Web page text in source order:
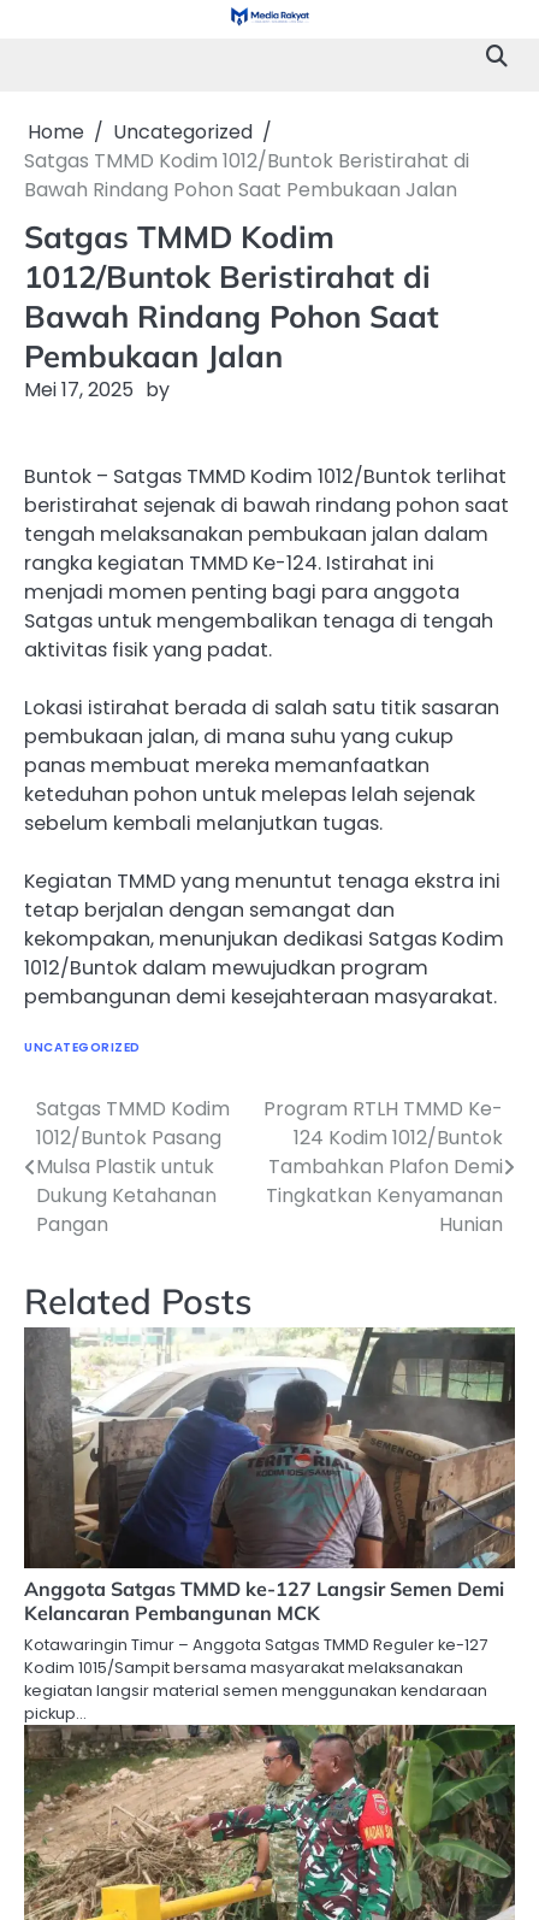
Home
Uncategorized
Satgas TMMD Kodim 1012/Buntok Beristirahat di
Bawah Rindang Pohon Saat Pembukaan Jalan
Satgas TMMD Kodim
1012/Buntok Beristirahat di
Bawah Rindang Pohon Saat
Pembukaan Jalan
Mei 17, 2025 by
Buntok – Satgas TMMD Kodim 1012/Buntok terlihat
beristirahat sejenak di bawah rindang pohon saat
tengah melaksanakan pembukaan jalan dalam
rangka kegiatan TMMD Ke-124. Istirahat ini
menjadi momen penting bagi para anggota
Satgas untuk mengembalikan tenaga di tengah
aktivitas fisik yang padat.
Lokasi istirahat berada di salah satu titik sasaran
pembukaan jalan, di mana suhu yang cukup
panas membuat mereka memanfaatkan
keteduhan pohon untuk melepas lelah sejenak
sebelum kembali melanjutkan tugas.
Kegiatan TMMD yang menuntut tenaga ekstra ini
tetap berjalan dengan semangat dan
kekompakan, menunjukan dedikasi Satgas Kodim
1012/Buntok dalam mewujudkan program
pembangunan demi kesejahteraan masyarakat.
UNCATEGORIZED
Navigasi
pos
Satgas TMMD Kodim
1012/Buntok Pasang
Mulsa Plastik untuk
Dukung Ketahanan
Pangan
Program RTLH TMMD Ke-
124 Kodim 1012/Buntok
Tambahkan Plafon Demi
Tingkatkan Kenyamanan
Hunian
Related Posts
Anggota Satgas TMMD ke-127 Langsir Semen Demi
Kelancaran Pembangunan MCK
Kotawaringin Timur – Anggota Satgas TMMD Reguler ke-127
Kodim 1015/Sampit bersama masyarakat melaksanakan
kegiatan langsir material semen menggunakan kendaraan
pickup…